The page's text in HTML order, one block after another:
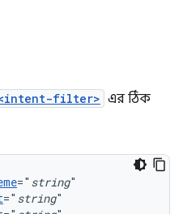
filter> এর ঠিক
=" string
=" string